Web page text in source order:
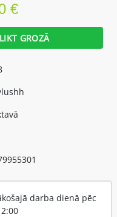
€
GROZĀ
darba dienā pēc